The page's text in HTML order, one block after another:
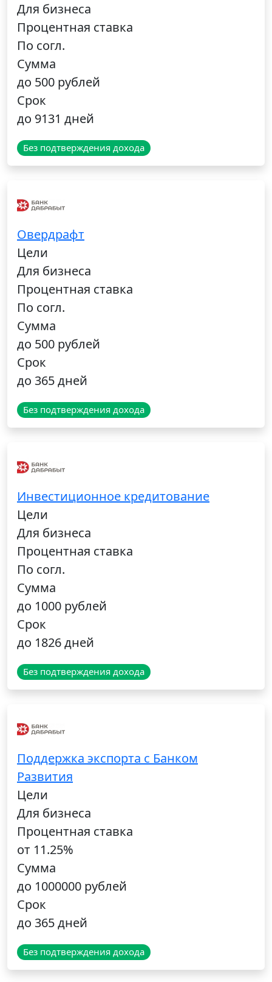
Для бизнеса
Процентная ставка
По согл.
Сумма
до 500 рублей
Срок
до 9131 дней
Без подтверждения дохода
Овердрафт
Цели
Для бизнеса
Процентная ставка
По согл.
Сумма
до 500 рублей
Срок
до 365 дней
Без подтверждения дохода
Инвестиционное кредитование
Цели
Для бизнеса
Процентная ставка
По согл.
Сумма
до 1000 рублей
Срок
до 1826 дней
Без подтверждения дохода
Поддержка экспорта с Банком
Развития
Цели
Для бизнеса
Процентная ставка
от 11.25%
Сумма
до 1000000 рублей
Срок
до 365 дней
Без подтверждения дохода